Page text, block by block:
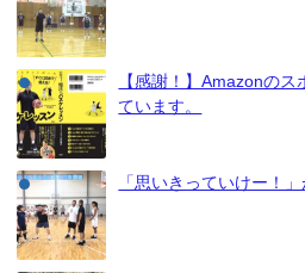
【感謝！】Amazonの
ています。
「思いきっていけー！